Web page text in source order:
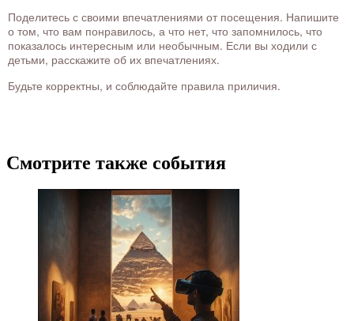
Поделитесь с своими впечатлениями от посещения. Напишите
о том, что вам понравилось, а что нет, что запомнилось, что
показалось интересным или необычным. Если вы ходили с
детьми, расскажите об их впечатлениях.
Будьте корректны, и соблюдайте правила приличия.
Смотрите также события